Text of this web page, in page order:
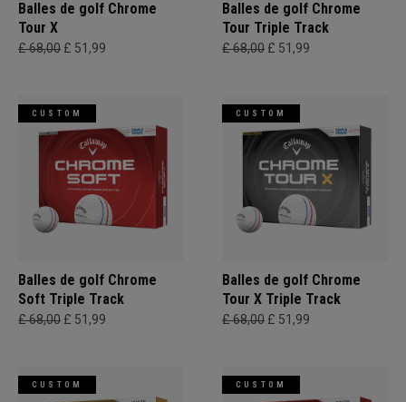
Balles de golf Chrome
Tour X
£ 68,00 £ 51,99
Balles de golf Chrome
Tour Triple Track
£ 68,00 £ 51,99
CUSTOM
Balles de golf Chrome
Soft Triple Track
£ 68,00 £ 51,99
CUSTOM
Balles de golf Chrome
Tour X Triple Track
£ 68,00 £ 51,99
CUSTOM CUSTOM